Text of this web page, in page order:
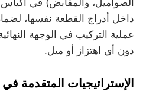
الصواميل، والمقابض) في أكياس
داخل أدراج القطعة نفسها،
عملية التركيب في الوجهة
دون أي اهتزاز أو ميل.
الإستراتيجيات المتقدمة